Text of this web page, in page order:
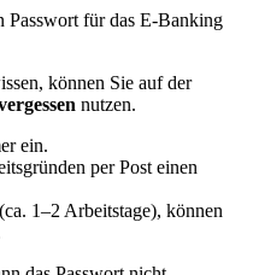
Passwort für das E-Banking
können Sie auf der
nutzen.
ein.
per Post einen
1–2 Arbeitstage), können